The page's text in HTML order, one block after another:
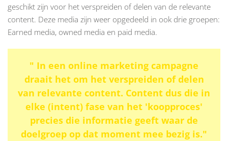
geschikt zijn voor het verspreiden of delen van de relevante
content. Deze media zijn weer opgedeeld in ook drie groepen:
Earned media, owned media en paid media.
" In een online marketing campagne
draait het om het verspreiden of delen
van relevante content. Content dus die in
elke (intent) fase van het 'koopproces'
precies die informatie geeft waar de
doelgroep op dat moment mee bezig is."